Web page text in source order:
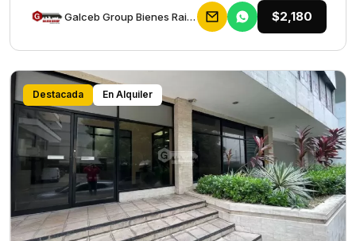
Galceb Group Bienes Raices $2,180
Destacada En Alquiler